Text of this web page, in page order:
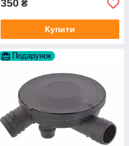
350 ₴
Купити
Подарунок